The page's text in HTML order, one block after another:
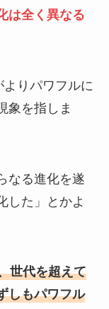
は全く異なる
よりパワフルに
象を指しま
なる進化を遂
した」とかよ
世代を超えて
しもパワフル